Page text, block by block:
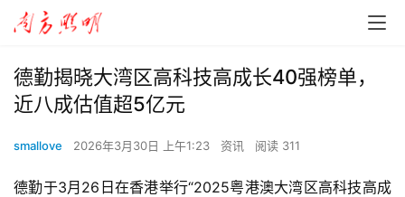
德勤揭晓大湾区高科技高成长40强榜单，
近八成估值超5亿元
smallove 2026年3月30日 上午1:23 资讯 阅读 311
德勤于3月26日在香港举行“2025粤港澳大湾区高科技高成